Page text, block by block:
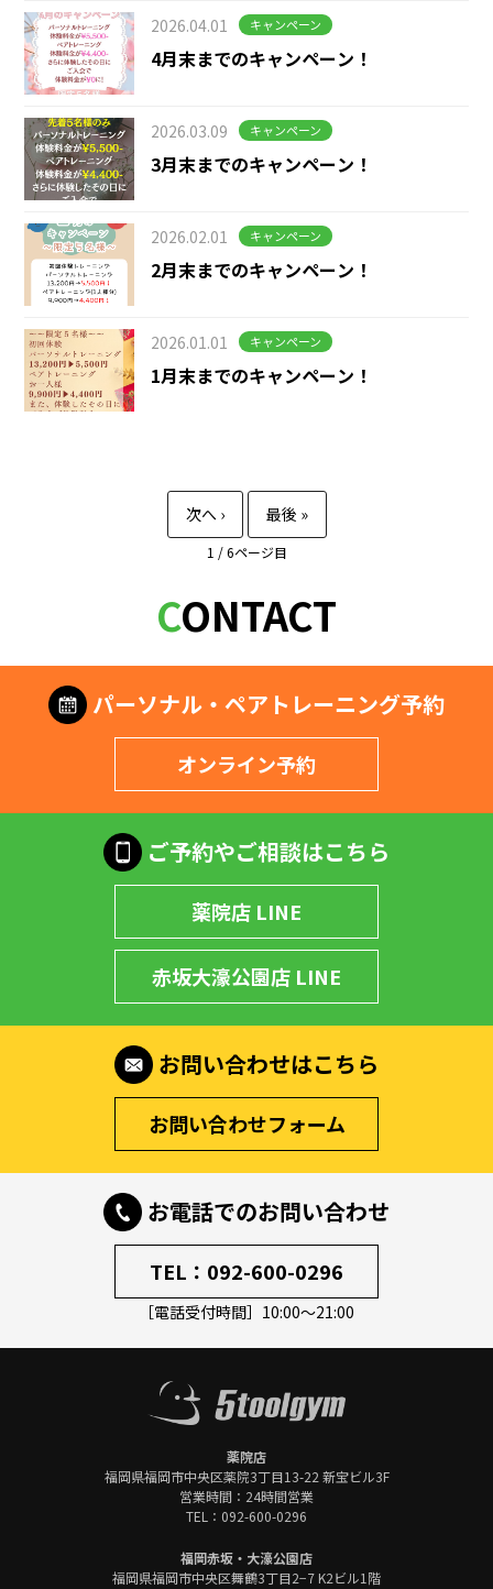
キャンペーン
4月末までのキャンペーン！
2026.04.01
キャンペーン
3月末までのキャンペーン！
2026.03.09
キャンペーン
2月末までのキャンペーン！
2026.02.01
キャンペーン
1月末までのキャンペーン！
2026.01.01
1 / 6
CONTACT
パーソナル・ペアトレーニング予約
オンライン予約
ご予約やご相談はこちら
薬院店 LINE
赤坂大濠公園店 LINE
お問い合わせはこちら
お問い合わせフォーム
お電話でのお問い合わせ
TEL： 092-600-0296
［電話受付時間］10:00～21:00
薬院店
福岡県福岡市中央区薬院3丁目13-22 新宝ビル3F
営業時間：24時間営業
TEL： 092-600-0296
福岡赤坂・大濠公園店
福岡県福岡市中央区舞鶴3丁目2−7 K2ビル1階